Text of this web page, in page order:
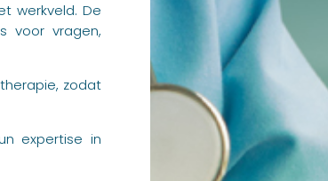
werkveld. De
voor vragen,
zodat
expertise in